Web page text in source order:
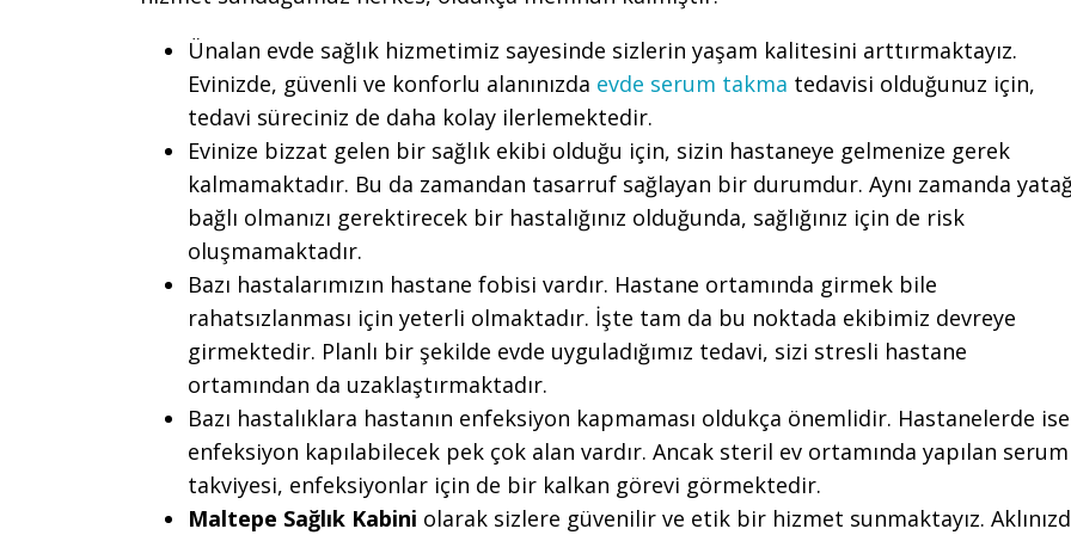
Ünalan evde sağlık hizmetimiz sayesinde sizlerin yaşam kalitesini arttırmaktayız.
Evinizde, güvenli ve konforlu alanınızda evde serum takma tedavisi olduğunuz için,
tedavi süreciniz de daha kolay ilerlemektedir.
Evinize bizzat gelen bir sağlık ekibi olduğu için, sizin hastaneye gelmenize gerek
kalmamaktadır. Bu da zamandan tasarruf sağlayan bir durumdur. Aynı zamanda
bağlı olmanızı gerektirecek bir hastalığınız olduğunda, sağlığınız için de risk
oluşmamaktadır.
Bazı hastalarımızın hastane fobisi vardır. Hastane ortamında girmek bile
rahatsızlanması için yeterli olmaktadır. İşte tam da bu noktada ekibimiz devreye
girmektedir. Planlı bir şekilde evde uyguladığımız tedavi, sizi stresli hastane
ortamından da uzaklaştırmaktadır.
Bazı hastalıklara hastanın enfeksiyon kapmaması oldukça önemlidir. Hastanelerde ise
enfeksiyon kapılabilecek pek çok alan vardır. Ancak steril ev ortamında yapılan serum
takviyesi, enfeksiyonlar için de bir kalkan görevi görmektedir.
Maltepe Sağlık Kabini olarak sizlere güvenilir ve etik bir hizmet sunmaktayız.